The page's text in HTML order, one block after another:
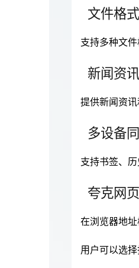
文件格
支持多种文
新闻资
提供新闻资
多设备同
支持书签、
夸克网
在浏览器地
用户可以选